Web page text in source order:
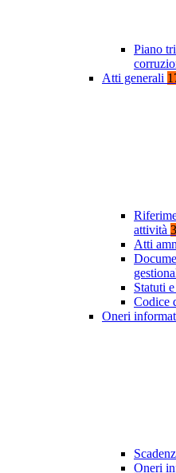
Piano
Atti generali
attività
Atti
Statuti
Codice
Oneri
Oneri